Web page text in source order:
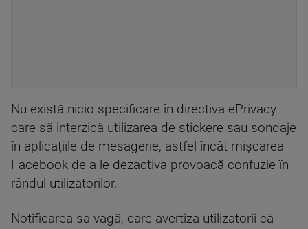
Nu există nicio specificare în directiva ePrivacy
care să interzică utilizarea de stickere sau sondaje
în aplicațiile de mesagerie, astfel încât mișcarea
Facebook de a le dezactiva provoacă confuzie în
rândul utilizatorilor.
Notificarea sa vagă, care avertiza utilizatorii că